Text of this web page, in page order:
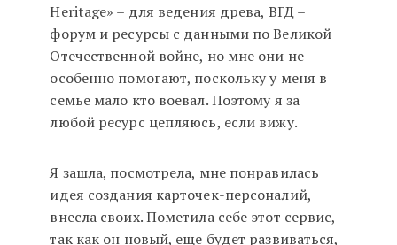
Heritage» – для ведения древа, ВГД –
форум и ресурсы с данными по Великой
Отечественной войне, но мне они не
особенно помогают, поскольку у меня в
семье мало кто воевал. Поэтому я за
любой ресурс цепляюсь, если вижу.
Я зашла, посмотрела, мне понравилась
идея создания карточек-персоналий,
внесла своих. Пометила себе этот сервис,
так как он новый, еще будет развиваться,